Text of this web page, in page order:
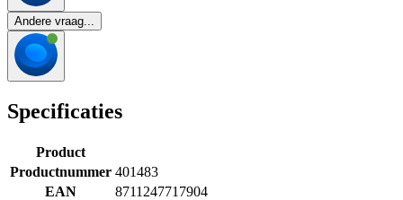
Andere vraag...
Specificaties
Product
Productnummer 401483
EAN
8711247717904